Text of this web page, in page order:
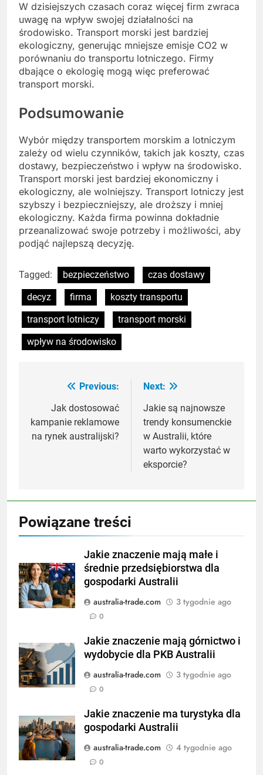
W dzisiejszych czasach coraz więcej firm zwraca
uwagę na wpływ swojej działalności na
środowisko. Transport morski jest bardziej
ekologiczny, generując mniejsze emisje CO2 w
porównaniu do transportu lotniczego. Firmy
dbające o ekologię mogą więc preferować
transport morski.
Podsumowanie
Wybór między transportem morskim a lotniczym
zależy od wielu czynników, takich jak koszty, czas
dostawy, bezpieczeństwo i wpływ na środowisko.
Transport morski jest bardziej ekonomiczny i
ekologiczny, ale wolniejszy. Transport lotniczy jest
szybszy i bezpieczniejszy, ale droższy i mniej
ekologiczny. Każda firma powinna dokładnie
przeanalizować swoje potrzeby i możliwości, aby
podjąć najlepszą decyzję.
Tagged: bezpieczeństwo
czas dostawy
decyz
firma
koszty transportu
transport lotniczy
transport morski
wpływ na środowisko
Nawigacja
wpisu
Previous:
Jak dostosować
kampanie reklamowe
na rynek australijski?
Next:
Jakie są najnowsze
trendy konsumenckie
w Australii, które
warto wykorzystać w
eksporcie?
Powiązane treści
Jakie znaczenie mają małe i
średnie przedsiębiorstwa dla
gospodarki Australii
australia-trade.com
3 tygodnie ago
0
Jakie znaczenie mają górnictwo i
wydobycie dla PKB Australii
australia-trade.com
3 tygodnie ago
0
Jakie znaczenie ma turystyka dla
gospodarki Australii
australia-trade.com
4 tygodnie ago
0